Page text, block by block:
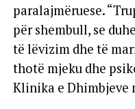
paralajmëruese.
për shembull, se
të lëvizim dhe të
thotë mjeku dhe
Klinika e Dhimbjeve